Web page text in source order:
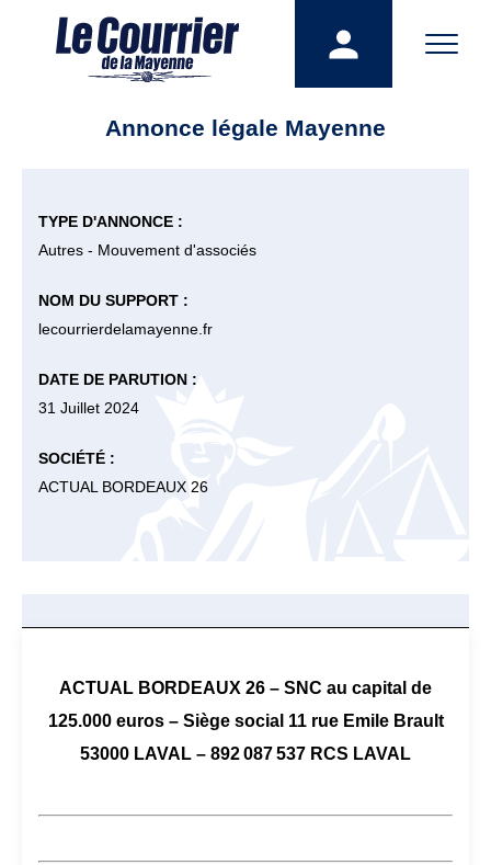
Annonce légale Mayenne
TYPE D'ANNONCE :
Autres - Mouvement d'associés
NOM DU SUPPORT :
lecourrierdelamayenne.fr
DATE DE PARUTION :
31 Juillet 2024
SOCIÉTÉ :
ACTUAL BORDEAUX 26
ACTUAL BORDEAUX 26 – SNC au capital de
125.000 euros – Siège social 11 rue Emile Brault
53000 LAVAL – 892 087 537 RCS LAVAL